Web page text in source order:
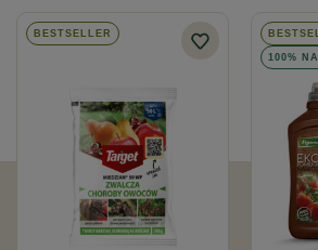
BESTSELLER
100%